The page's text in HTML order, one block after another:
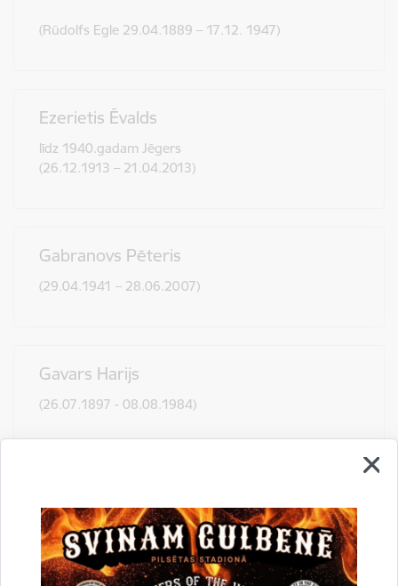
(Rūdolfs Egle 29.04.1889 – 17.12. 1947)
Ezerietis Ēvalds
līdz 1940.gadam Jēgers
(26.12.1913 – 21.04.2013)
Gabranovs Pēteris
(29.04.1941 – 28.06.2007)
Gavars Harijs
(26.07.1897 - 08.08.1984)
(13.11.1893 – 10.10.1944)